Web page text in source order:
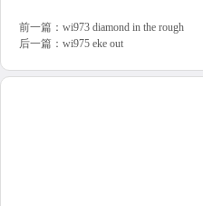
前一篇： wi973 diamond in the rough
后一篇： wi975 eke out